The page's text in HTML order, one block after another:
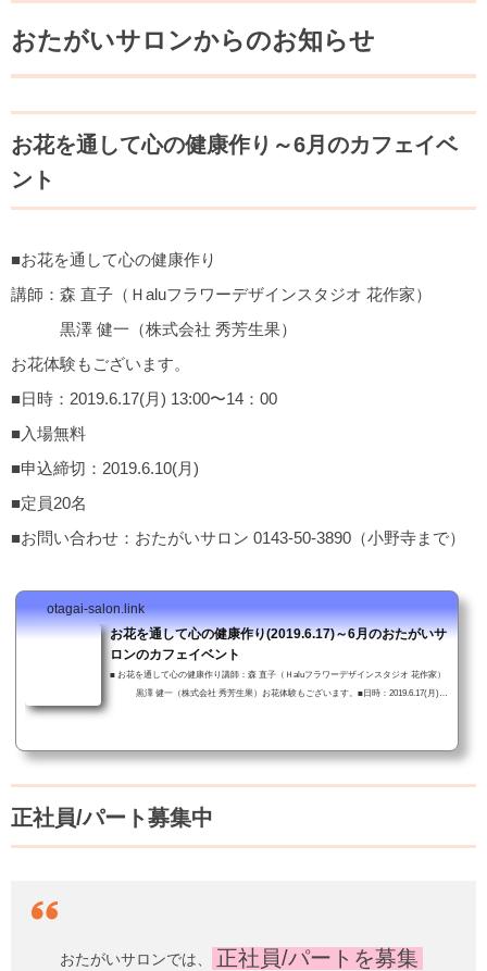
おたがいサロンからのお知らせ
お花を通して心の健康作り～6月のカフェイベ
ント
■お花を通して心の健康作り
講師：森 直子（Ｈaluフラワーデザインスタジオ 花作家）
黒澤 健一（株式会社 秀芳生果）
お花体験もございます。
■日時：2019.6.17(月) 13:00〜14：00
■入場無料
■申込締切：2019.6.10(月)
■定員20名
■お問い合わせ：おたがいサロン 0143-50-3890（小野寺まで）
otagai-salon.link
お花を通して心の健康作り(2019.6.17)～6月のおたがいサ
ロンのカフェイベント
■ お花を通して心の健康作り講師：森 直子（Ｈaluフラワーデザインスタジオ 花作家）
黒澤 健一（株式会社 秀芳生果）お花体験もございます。■日時：2019.6.17(月) 1
ています。(てらっち)
正社員/パート募集中
おたがいサロンでは、 正社員/パートを募集